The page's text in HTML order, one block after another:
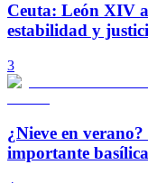
Ceuta: León XIV
estabilidad y
3
¿Nieve en
importante